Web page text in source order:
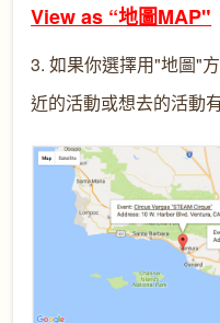
View as “地圖MAP"
3. 如果你選擇用"地圖"
近的活動或想去的活動